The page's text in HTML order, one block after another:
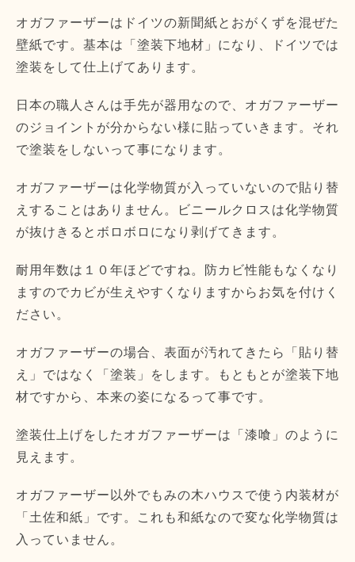
オガファーザーはドイツの新聞紙とおがくずを混ぜた
壁紙です。基本は「塗装下地材」になり、ドイツでは
塗装をして仕上げてあります。
日本の職人さんは手先が器用なので、オガファーザー
のジョイントが分からない様に貼っていきます。それ
で塗装をしないって事になります。
オガファーザーは化学物質が入っていないので貼り替
えすることはありません。ビニールクロスは化学物質
が抜けきるとボロボロになり剥げてきます。
耐用年数は１０年ほどですね。防カビ性能もなくなり
ますのでカビが生えやすくなりますからお気を付けく
ださい。
オガファーザーの場合、表面が汚れてきたら「貼り替
え」ではなく「塗装」をします。もともとが塗装下地
材ですから、本来の姿になるって事です。
塗装仕上げをしたオガファーザーは「漆喰」のように
見えます。
オガファーザー以外でもみの木ハウスで使う内装材が
「土佐和紙」です。これも和紙なので変な化学物質は
入っていません。